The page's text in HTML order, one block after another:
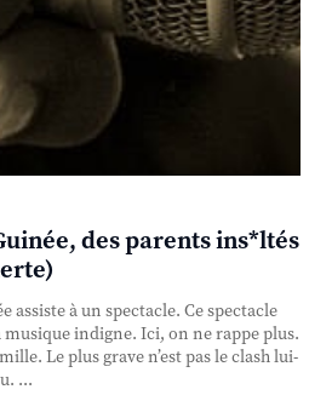
des parents ins*ltés
assiste à un spectacle. Ce spectacle
musique indigne. Ici, on ne rappe plus.
Le plus grave n’est pas le clash lui-
...